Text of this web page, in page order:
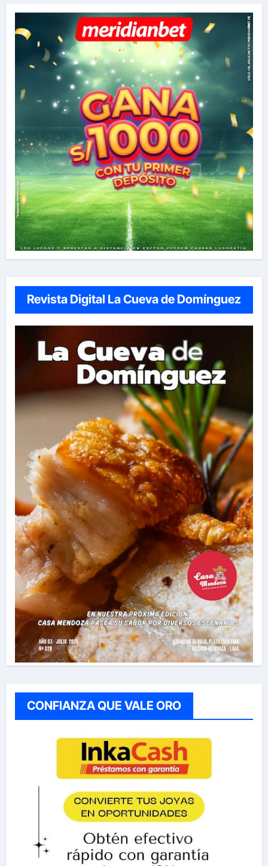
r
:
Revista Digital La Cueva de Domínguez
CONFIANZA QUE VALE ORO